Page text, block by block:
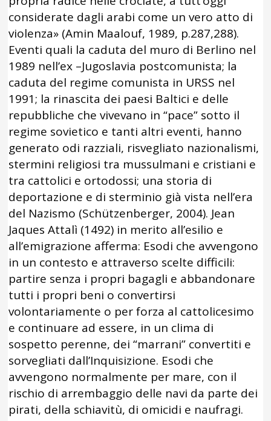
considerate dagli arabi come un vero atto di
violenza» (Amin Maalouf, 1989, p.287,288).
Eventi quali la caduta del muro di Berlino nel
1989 nell’ex –Jugoslavia postcomunista; la
caduta del regime comunista in URSS nel
1991; la rinascita dei paesi Baltici e delle
repubbliche che vivevano in “pace” sotto il
regime sovietico e tanti altri eventi, hanno
generato odi razziali, risvegliato nazionalismi,
stermini religiosi tra mussulmani e cristiani e
tra cattolici e ortodossi; una storia di
deportazione e di sterminio già vista nell’era
del Nazismo (Schützenberger, 2004). Jean
Jaques Attalì (1492) in merito all’esilio e
all’emigrazione afferma: Esodi che avvengono
in un contesto e attraverso scelte difficili:
partire senza i propri bagagli e abbandonare
tutti i propri beni o convertirsi
volontariamente o per forza al cattolicesimo
e continuare ad essere, in un clima di
sospetto perenne, dei “marrani” convertiti e
sorvegliati dall’Inquisizione. Esodi che
avvengono normalmente per mare, con il
rischio di arrembaggio delle navi da parte dei
pirati, della schiavitù, di omicidi e naufragi.